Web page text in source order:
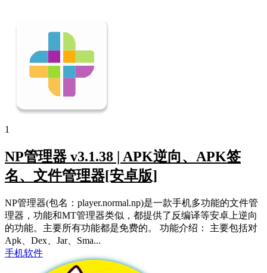
1
NP管理器 v3.1.38 | APK逆向、APK签
名、文件管理器[安卓版]
NP管理器(包名：player.normal.np)是一款手机多功能的文件管
理器，功能和MT管理器类似，都提供了反编译等安卓上逆向
的功能。主要所有功能都是免费的。 功能介绍： 主要包括对
Apk、Dex、Jar、Sma...
手机软件